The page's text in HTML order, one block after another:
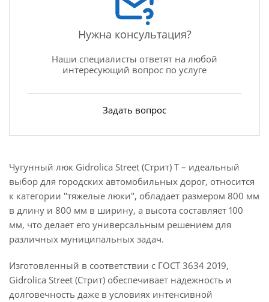
Нужна консультация?
Наши специалисты ответят на любой
интересующий вопрос по услуге
Задать вопрос
Чугунный люк Gidrolica Street (Стрит) Т – идеальный
выбор для городских автомобильных дорог, относится
к категории "тяжелые люки", обладает размером 800 мм
в длину и 800 мм в ширину, а высота составляет 100
мм, что делает его универсальным решением для
различных муниципальных задач.
Изготовленный в соответствии с ГОСТ 3634 2019,
Gidrolica Street (Стрит) обеспечивает надежность и
долговечность даже в условиях интенсивной